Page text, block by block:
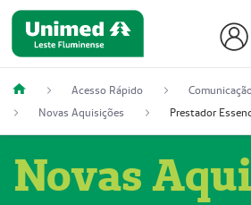
Acesso Rápido
Novas Aquisições
Novas